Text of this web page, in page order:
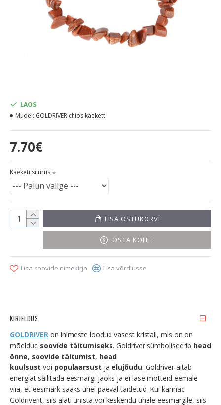
7.70€
LAOS
Mudel: GOLDRIVER chips käekett
Käeketi suurus
LISA OSTUKORVI
OSTA KOHE
Lisa soovide nimekirja Lisa võrdlusse
KIRJELDUS
GOLDRIVER on inimeste loodud vasest kristall, mis on on
mõeldud soovide täitumiseks. Goldriver sümboliseerib head
õnne, soovide täitumist, head
kuulsust või populaarsust ja elujõudu. Goldriver aitab
energiat säilitada eesmärgi jaoks ja ei lase mõtteid eemale
viia, et eesmärk saaks ühel päeval täidetud. Kui kannad
Goldriverit, siis alati unista või keskendu ühele eesmärgile, siis